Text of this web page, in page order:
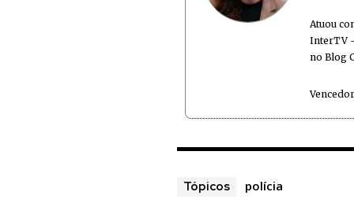
Atuou
InterTV -
no Blog
Tópicos polícia